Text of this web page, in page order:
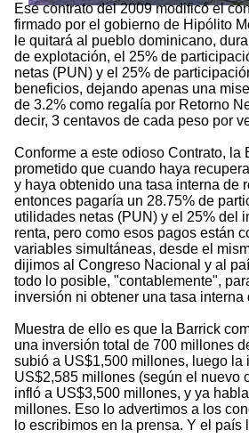
Ese contrato del 2009 modificó el
firmado por el gobierno de Hipólito
le quitará al pueblo dominicano,
de explotación, el 25% de
netas (PUN) y el 25% de
beneficios, dejando apenas una
de 3.2% como regalía por Retorno
decir, 3 centavos de cada peso por
Conforme a este odioso Contrato, la
prometido que cuando haya
y haya obtenido una tasa interna de
entonces pagaría un 28.75% de
utilidades netas (PUN) y el 25% del
renta, pero como esos pagos están
variables simultáneas, desde el
dijimos al Congreso Nacional y al
todo lo posible, "contablemente",
inversión ni obtener una tasa interna
Muestra de ello es que la Barrick
una inversión total de 700 millones
subió a US$1,500 millones, luego la
US$2,585 millones (según el nuevo
infló a US$3,500 millones, y ya
millones. Eso lo advertimos a los
lo escribimos en la prensa. Y el país